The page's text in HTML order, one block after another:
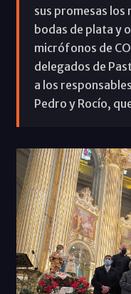
sus promesas
bodas de plata y
micrófonos de
delegados de
a los
Pedro y Rocío,